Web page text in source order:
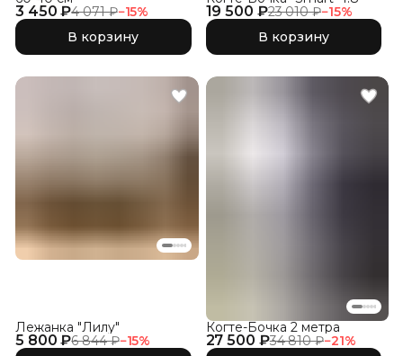
3 450 ₽4 071 ₽−15%
В корзину
19 500 ₽23 010 ₽−15%
В корзину
5 800 ₽6 844 ₽−15%
Лежанка "Лилу"
27 500 ₽34 810 ₽−21%
Когте-Бочка 2 метра